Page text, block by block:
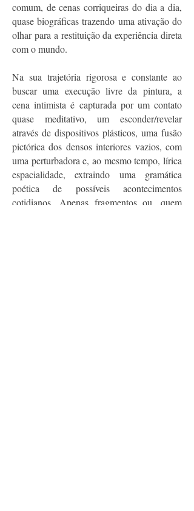
comum, de cenas corriqueiras do dia a dia,
quase biográficas trazendo uma ativação do
olhar para a restituição da experiência direta
com o mundo.
Na sua trajetória rigorosa e constante ao
buscar uma execução livre da pintura, a
cena intimista é capturada por um contato
quase meditativo, um esconder/revelar
através de dispositivos plásticos, uma fusão
pictórica dos densos interiores vazios, com
uma perturbadora e, ao mesmo tempo, lírica
espacialidade, extraindo uma gramática
poética de possíveis acontecimentos
cotidianos. Apenas fragmentos ou, quem